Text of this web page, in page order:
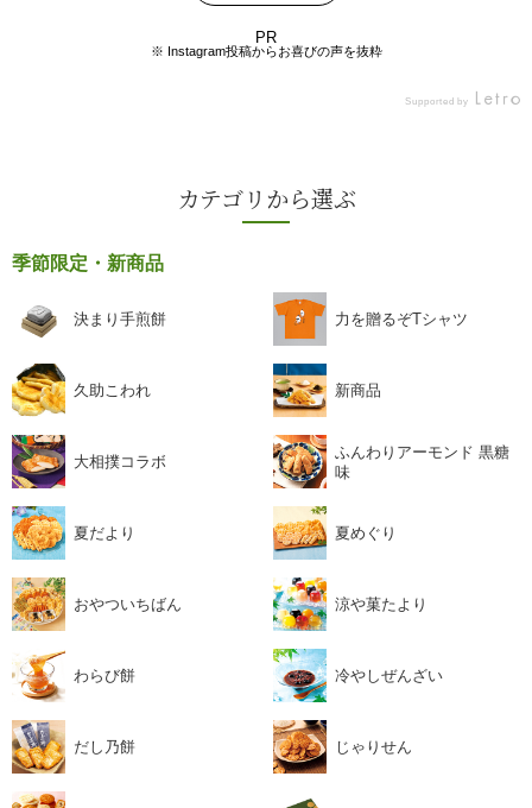
囲む時間は、ほんの少し。 で
思ってくれた。」 その気持ち
リーシェアハウス #もち吉 #暮
幸せ時間☕️✨ これはまた食べた
スイーツ #抹茶好き #ジェラー
ツ #もち吉 #カフェ巡り #スイ
※ Instagram投稿からお喜びの声を抜粋
PR
Supported by
カテゴリから選ぶ
季節限定・新商品
決まり手煎餅 力を贈るぞTシャツ
久助こわれ 新商品
大相撲コラボ
ふんわりアーモンド 黒糖
味
夏だより 夏めぐり
おやついちばん 涼や菓たより
わらび餅 冷やしぜんざい
だし乃餅 じゃりせん